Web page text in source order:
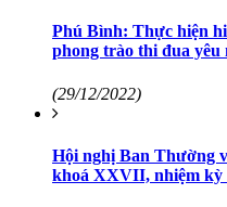
Phú Bình: Thực hiện
phong trào thi đua yêu
(29/12/2022)
Hội nghị Ban Thường
khoá XXVII, nhiệm kỳ